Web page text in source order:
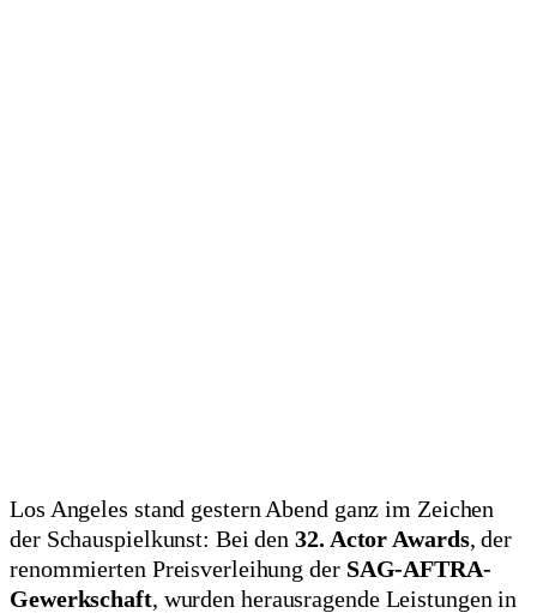
Los Angeles stand gestern Abend ganz im Zeichen
der Schauspielkunst: Bei den32. Actor Awards, der
renommierten Preisverleihung der SAG-AFTRA-
Gewerkschaft, wurden herausragende Leistungen in